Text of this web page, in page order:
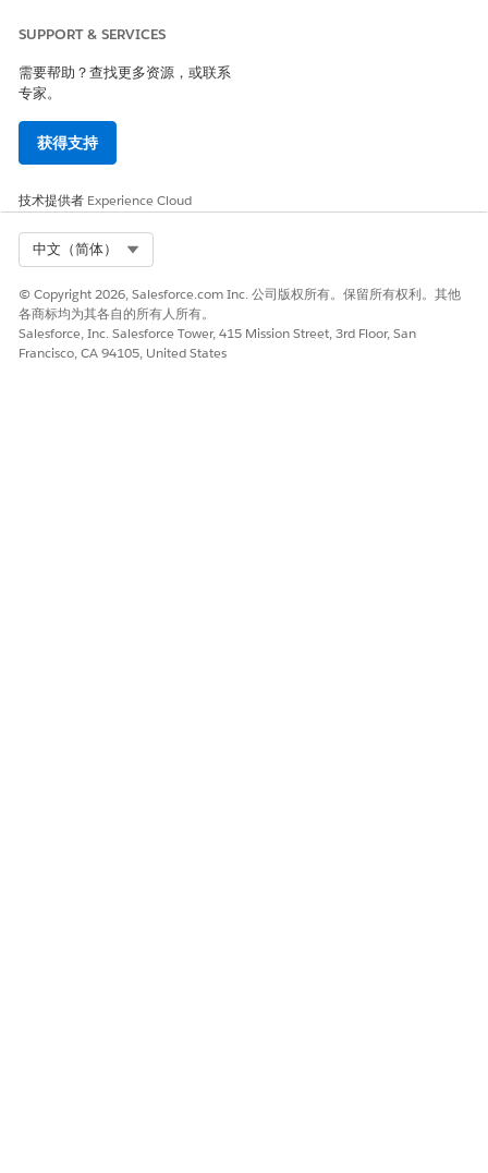
SUPPORT & SERVICES
需要帮助？查找更多资源，或联系
专家。
获得支持
技术提供者 Experience Cloud
中文（简体）
© Copyright 2026, Salesforce.com Inc. 公司版权所有。保留所有权利。其他
各商标均为其各自的所有人所有。
Salesforce, Inc. Salesforce Tower, 415 Mission Street, 3rd Floor, San
Francisco, CA 94105, United States